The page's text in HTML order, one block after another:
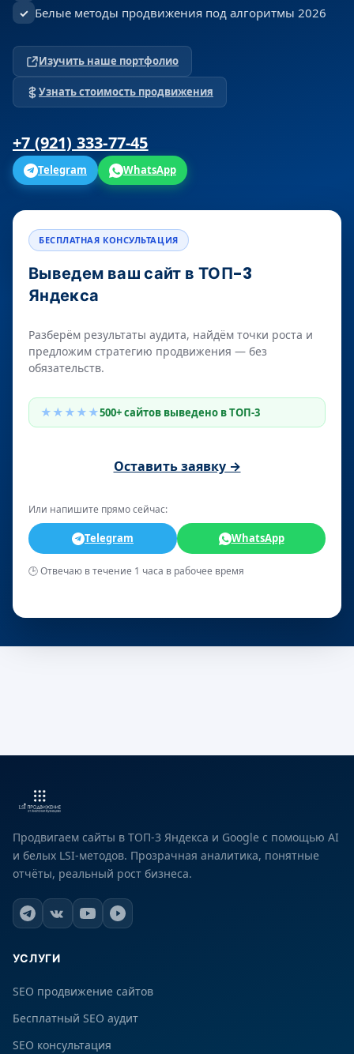
✓ Белые методы продвижения под алгоритмы 2026
Изучить наше портфолио
Узнать стоимость продвижения
+7 (921) 333-77-45
Telegram WhatsApp
БЕСПЛАТНАЯ КОНСУЛЬТАЦИЯ
Выведем ваш сайт в ТОП-3
Яндекса
Разберём результаты аудита, найдём точки роста и
предложим стратегию продвижения — без
обязательств.
★★★★★500+ сайтов выведено в ТОП-3
Оставить заявку →
Или напишите прямо сейчас:
Telegram WhatsApp
🕒 Отвечаю в течение 1 часа в рабочее время
Продвигаем сайты в ТОП-3 Яндекса и Google с помощью AI
и белых LSI-методов. Прозрачная аналитика, понятные
отчёты, реальный рост бизнеса.
УСЛУГИ
SEO продвижение сайтов
Бесплатный SEO аудит
SEO консультация